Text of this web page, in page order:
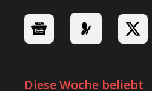
Diese Woche beliebt